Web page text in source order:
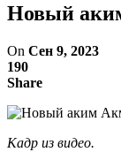
Новый
On Сен 9, 2023
190
Share
Кадр из видео.